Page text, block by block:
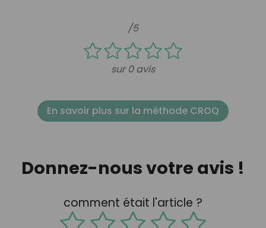
/5
sur 0 avis
En savoir plus sur la méthode CROQ
Donnez-nous votre avis !
comment était l'article ?